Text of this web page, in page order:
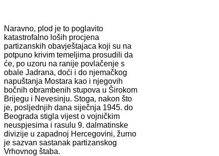
Naravno, plod je to poglavito
katastrofalno loših procjena
partizanskih obavještajaca koji su na
potpuno krivim temeljima prosudili da
će, po uzoru na ranije povlačenje s
obale Jadrana, doći i do njemačkog
napuštanja Mostara kao i njegovih
bočnih obrambenih stupova u Širokom
Brijegu i Nevesinju. Stoga, nakon što
je, posljednjih dana siječnja 1945. do
Beograda stigla vijest o vojničkim
neuspjesima i rasulu 9. dalmatinske
divizije u zapadnoj Hercegovini, žurno
je sazvan sastanak partizanskog
Vrhovnog štaba.